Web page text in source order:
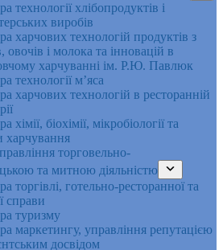
технології хлібопродуктів і
виробів
харчових технологій продуктів з
овочів і молока та інновацій в
харчуванні ім. Р.Ю. Павлюк
технології м’яса
харчових технологій в ресторанній
хімії, біохімії, мікробіології та
харчування
торговельно-
та митною діяльністю
торгівлі, готельно-ресторанної та
справи
туризму
маркетингу, управління репутацією
досвідом